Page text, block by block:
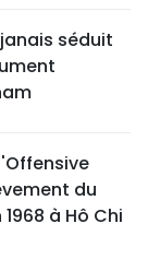
séduit
du
à Hô Chi